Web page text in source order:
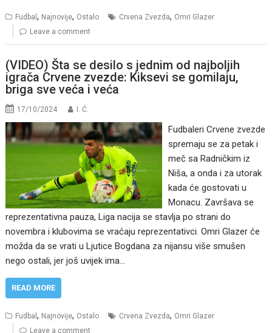
Fudbal, Najnovije, Ostalo Crvena Zvezda, Omri Glazer
Leave a comment
(VIDEO) Šta se desilo s jednim od najboljih
igrača Crvene zvezde: Kiksevi se gomilaju,
briga sve veća i veća
17/10/2024 I. Ć.
Fudbaleri Crvene zvezde
spremaju se za petak i
meč sa Radničkim iz
Niša, a onda i za utorak
kada će gostovati u
Monacu. Završava se
reprezentativna pauza, Liga nacija se stavlja po strani do
novembra i klubovima se vraćaju reprezentativci. Omri Glazer će
možda da se vrati u Ljutice Bogdana za nijansu više smušen
nego ostali, jer još uvijek ima…
READ MORE
Fudbal, Najnovije, Ostalo Crvena Zvezda, Omri Glazer
Leave a comment